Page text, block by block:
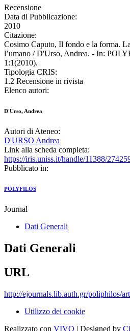
Recensione
Data di Pubblicazione:
2010
Citazione:
Cosimo Caputo, Il fondo e la forma.
l’umano / D'Urso, Andrea. - In:
1:1(2010).
Tipologia CRIS:
1.2 Recensione in rivista
Elenco autori:
D'Urso, Andrea
Autori di Ateneo:
D'URSO Andrea
Link alla scheda completa:
https://iris.uniss.it/handle/11388/
Pubblicato in:
POLYFILOS
Journal
Dati Generali
Dati Generali
URL
http://ejournals.lib.auth.gr/poliphilos/
Utilizzo dei cookie
Realizzato con VIVO | Designed by